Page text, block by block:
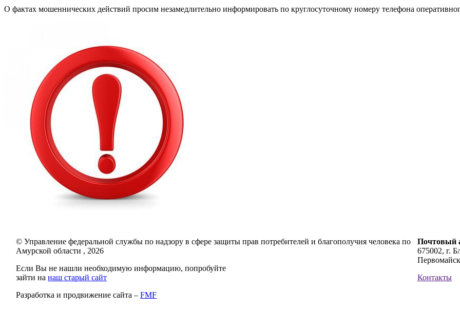
О фактах мошеннических действий просим незамедлительно информировать по круглосуточному номеру телефона
© Управление федеральной службы по надзору в сфере защиты прав потребителей и благополучия человека по
Амурской области , 2026
Если Вы не нашли необходимую информацию, попробуйте
зайти на наш старый сайт
Разработка и продвижение сайта – FMF
Почтовый
675002, г.
Контакты